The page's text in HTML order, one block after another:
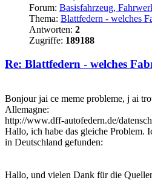
Forum: Basisfahrzeug,
Thema: Blattfedern - welches
Antworten: 2
Zugriffe: 189188
Re: Blattfedern - welches
Bonjour jai ce meme probleme, j ai
Allemagne:
http://www.dff-autofedern.de/
Hallo, ich habe das gleiche Problem.
in Deutschland gefunden:
Hallo, und vielen Dank für die